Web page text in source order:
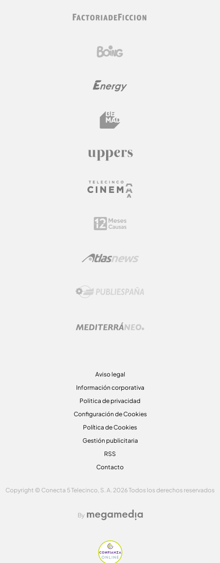
Aviso legal
Información corporativa
Politica de privacidad
Configuración de Cookies
Política de Cookies
Gestión publicitaria
RSS
Contacto
Copyright © Conecta 5 Telecinco, S. A. 2026 Todos los derechos reservados
By